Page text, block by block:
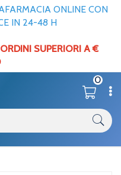
ONLINE CON
IN 24-48 H
SUPERIORI A €
0